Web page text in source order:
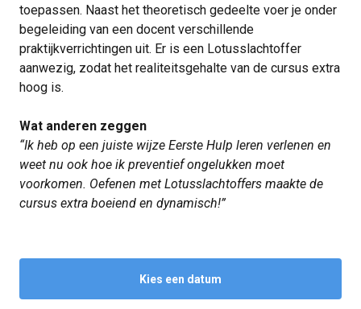
toepassen. Naast het theoretisch gedeelte voer je onder
begeleiding van een docent verschillende
praktijkverrichtingen uit. Er is een Lotusslachtoffer
aanwezig, zodat het realiteitsgehalte van de cursus extra
hoog is.
Wat anderen zeggen
“Ik heb op een juiste wijze Eerste Hulp leren verlenen en
weet nu ook hoe ik preventief ongelukken moet
voorkomen. Oefenen met Lotusslachtoffers maakte de
cursus extra boeiend en dynamisch!”
Kies een datum